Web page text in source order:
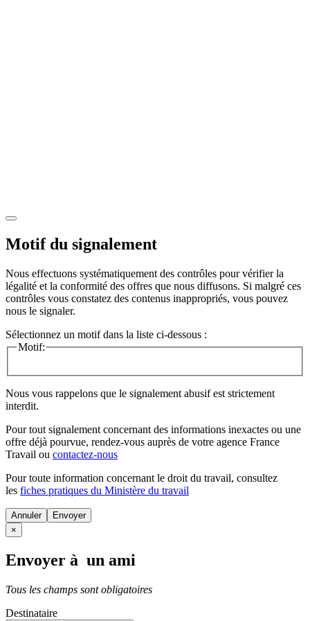
Motif du signalement
Nous effectuons systématiquement des contrôles pour vérifier la
légalité et la conformité des offres que nous diffusons. Si malgré ces
contrôles vous constatez des contenus inappropriés, vous pouvez
nous le signaler.
Sélectionnez un motif dans la liste ci-dessous :
Motif:
Nous vous rappelons que le signalement abusif est strictement
interdit.
Pour tout signalement concernant des informations inexactes ou une
offre déjà pourvue, rendez-vous auprès de votre agence France
Travail ou contactez-nous
Pour toute information concernant le droit du travail, consultez
les fiches pratiques du Ministère du travail
Annuler
×
Envoyer à un ami
Tous les champs sont obligatoires
Destinataire